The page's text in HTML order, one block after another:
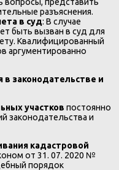
разъяснения.
в суд: В случае
быть вызван в суд для
Квалифицированный
аргументированно
законодательстве и
участков постоянно
законодательства и
кадастровой
от 31. 07. 2020 №
порядок